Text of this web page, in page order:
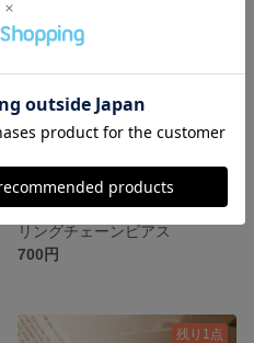
リングチェーンピアス
700円
残り1点